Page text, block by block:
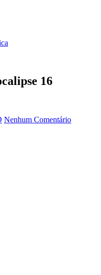
16
Nenhum Comentário